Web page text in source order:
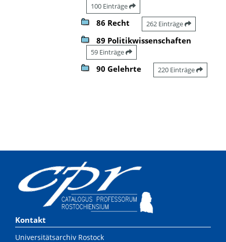
100 Einträge
86 Recht 262 Einträge
89 Politikwissenschaften
59 Einträge
90 Gelehrte 220 Einträge
Kontakt
Universitätsarchiv Rostock